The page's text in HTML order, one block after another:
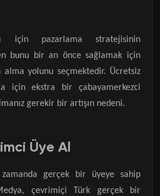
için pazarlama stratejisinin
bunu bir an önce sağlamak için
alma yolunu seçmektedir. Ücretsiz
için ekstra bir çabayamerkezci
gerekir bir artışın nedeni.
Üye Al
gerçek bir üyeye sahip
çevrimiçi Türk gerçek bir